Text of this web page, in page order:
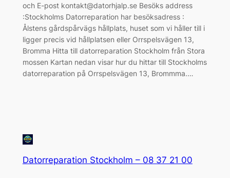
och E-post kontakt@datorhjalp.se Besöks address
:Stockholms Datorreparation har besöksadress :
Ålstens gårdspårvägs hållplats, huset som vi håller till i
ligger precis vid hållplatsen eller Orrspelsvägen 13,
Bromma Hitta till datorreparation Stockholm från Stora
mossen Kartan nedan visar hur du hittar till Stockholms
datorreparation på Orrspelsvägen 13, Brommma.…
Datorreparation Stockholm – 08 37 21 00